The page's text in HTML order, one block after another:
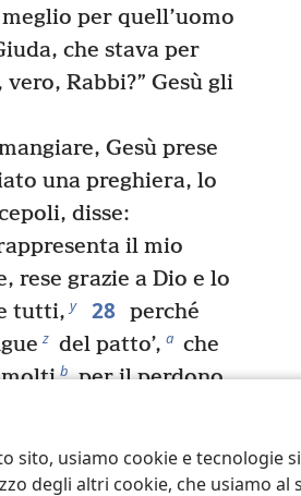
sito, usiamo cookie e
degli altri cookie, che usiamo
per quell’uomo
che stava per
Rabbi?” Gesù gli
Gesù prese
una preghiera, lo
disse:
il mio
rese grazie a Dio e lo
tutti, y 28 perché
z del patto’, a che
molti b per il perdono
Padre mio”. d 30